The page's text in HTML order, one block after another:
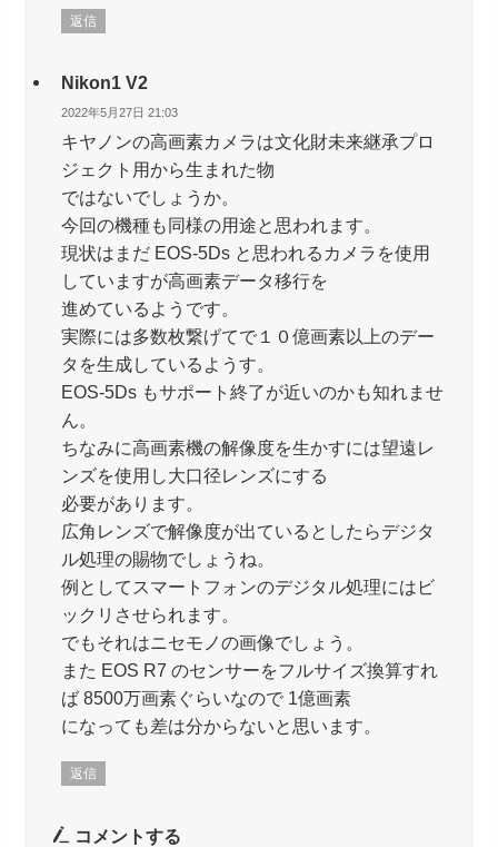
返信
Nikon1 V2
2022年5月27日 21:03
キヤノンの高画素カメラは文化財未来継承プロ
ジェクト用から生まれた物
ではないでしょうか。
今回の機種も同様の用途と思われます。
現状はまだ EOS-5Ds と思われるカメラを使用
していますが高画素データ移行を
進めているようです。
実際には多数枚繋げてで１０億画素以上のデー
タを生成しているようす。
EOS-5Ds もサポート終了が近いのかも知れませ
ん。
ちなみに高画素機の解像度を生かすには望遠レ
ンズを使用し大口径レンズにする
必要があります。
広角レンズで解像度が出ているとしたらデジタ
ル処理の賜物でしょうね。
例としてスマートフォンのデジタル処理にはビ
ックリさせられます。
でもそれはニセモノの画像でしょう。
また EOS R7 のセンサーをフルサイズ換算すれ
ば 8500万画素ぐらいなので 1億画素
になっても差は分からないと思います。
返信
コメントする